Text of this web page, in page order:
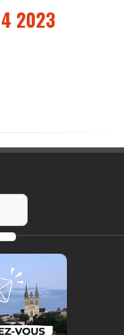
2023